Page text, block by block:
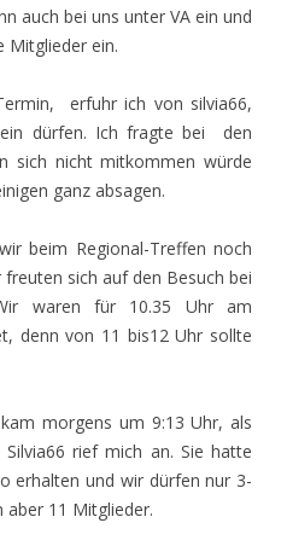
auch bei uns unter VA ein und
Mitglieder ein.
erfuhr ich von silvia66,
dürfen. Ich fragte bei den
sich nicht mitkommen würde
ganz absagen.
beim Regional-Treffen noch
sich auf den Besuch bei
waren für 10.35 Uhr am
denn von 11 bis12 Uhr sollte
morgens um 9:13 Uhr, als
rief mich an. Sie hatte
erhalten und wir dürfen nur 3-
aber 11 Mitglieder.